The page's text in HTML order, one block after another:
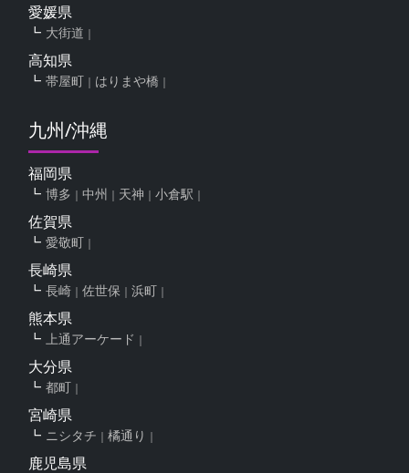
愛媛県
大街道
高知県
帯屋町 はりまや橋
九州/沖縄
福岡県
博多 中州 天神 小倉駅
佐賀県
愛敬町
長崎県
長崎 佐世保 浜町
熊本県
上通アーケード
大分県
都町
宮崎県
ニシタチ 橘通り
鹿児島県